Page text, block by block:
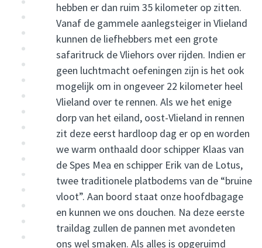
hebben er dan ruim 35 kilometer op zitten.
Vanaf de gammele aanlegsteiger in Vlieland
kunnen de liefhebbers met een grote
safaritruck de Vliehors over rijden. Indien er
geen luchtmacht oefeningen zijn is het ook
mogelijk om in ongeveer 22 kilometer heel
Vlieland over te rennen. Als we het enige
dorp van het eiland, oost-Vlieland in rennen
zit deze eerst hardloop dag er op en worden
we warm onthaald door schipper Klaas van
de Spes Mea en schipper Erik van de Lotus,
twee traditionele platbodems van de “bruine
vloot”. Aan boord staat onze hoofdbagage
en kunnen we ons douchen. Na deze eerste
traildag zullen de pannen met avondeten
ons wel smaken. Als alles is opgeruimd